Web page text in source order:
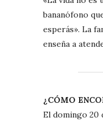
bananófono
esperás». La
enseña a
¿CÓMO
El domingo 20